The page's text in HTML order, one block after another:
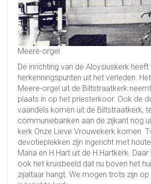
Meere-orgel
De inrichting van de Aloysiuskerk heeft
herkenningspunten uit het verleden.
Meere-orgel uit de Biltstraatkerk
plaats in op het priesterkoor. Ook de
vaandels komen uit de Biltstraatkerk,
communiebanken aan de zijkant nog
kerk Onze Lieve Vrouwekerk komen.
devotieplekken zijn ingericht met
Maria en H.Hart uit de H.Hartkerk.
ook het kruisbeeld dat nu boven het
zijaltaar hangt. We mogen trots zijn